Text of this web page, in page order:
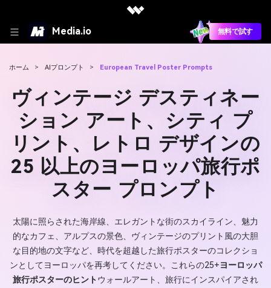
Media.io 無料で試す
ホーム > AIプロンプト > European Travel Poster Prompts
ヴィンテージ デスティネー
ション アート、シティ プ
リント、レトロ デザインの
25 以上のヨーロッパ旅行ポ
スター プロンプト
太陽に照らされた海岸線、エレガントな街のスカイライン、魅力
的なカフェ、アルプスの景色、ヴィンテージのプリント風の大胆
な目的地の文字など、時代を超越した旅行ポスターのコレクショ
ンとしてヨーロッパを再考してください。これらの25+ヨーロッパ
旅行ポスターのヒントウォールアート、旅行にインスパイアされ